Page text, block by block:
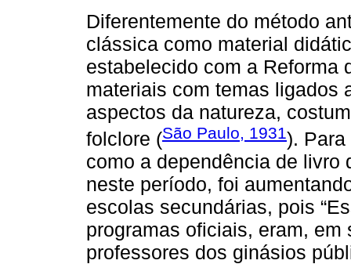
Diferentemente do método
clássica como material
estabelecido com a Reforma
materiais com temas ligados
aspectos da natureza,
folclore (São Paulo, 1931). Para
como a dependência de livro
neste período, foi
escolas secundárias, pois
programas oficiais, eram,
professores dos ginásios